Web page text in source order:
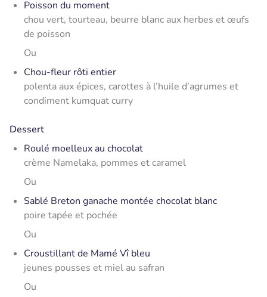
Poisson du moment
chou vert, tourteau, beurre blanc aux herbes et œufs
de poisson
Ou
Chou-fleur rôti entier
polenta aux épices, carottes à l’huile d’agrumes et
condiment kumquat curry
Dessert
Roulé moelleux au chocolat
crème Namelaka, pommes et caramel
Ou
Sablé Breton ganache montée chocolat blanc
poire tapée et pochée
Ou
Croustillant de Mamé Vî bleu
jeunes pousses et miel au safran
Ou